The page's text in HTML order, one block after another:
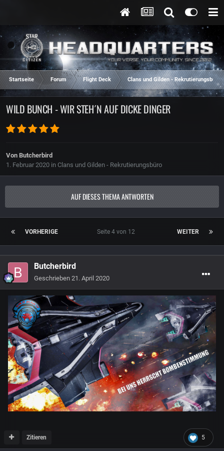
Startseite Forum Flight Deck Clans und Gilden - Rekrutierungsbüro
WILD BUNCH - WIR STEH´N AUF DICKE DINGER
Von Butcherbird
1. Februar 2020 in Clans und Gilden - Rekrutierungsbüro
AUF DIESES THEMA ANTWORTEN
VORHERIGE WEITER
Seite 4 von 12
Butcherbird
Geschrieben 21. April 2020
5
Zitieren